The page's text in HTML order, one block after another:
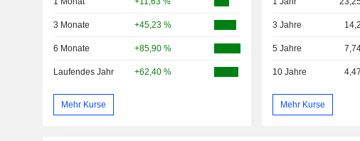
3 Monate +45,23 %
6 Monate +85,90 %
Laufendes Jahr +62,40 %
Mehr Kurse
3 Jahre 14,2
5 Jahre
10 Jahre 4,47
Mehr Kurse